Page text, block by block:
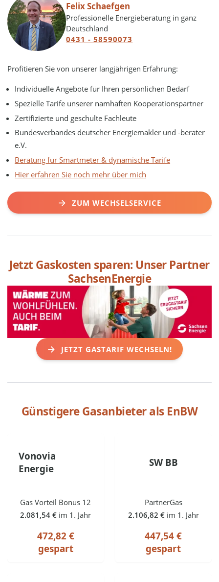
Felix Schaefgen
Professionelle Energieberatung in ganz
Deutschland
0431 - 58590073
Profitieren Sie von unserer langjährigen Erfahrung:
Individuelle Angebote für Ihren persönlichen Bedarf
Spezielle Tarife unserer namhaften Kooperationspartner
Zertifizierte und geschulte Fachleute
Bundesverbandes deutscher Energiemakler und -berater
e.V.
Beratung für Smartmeter & dynamische Tarife
Hier erfahren Sie noch mehr über mich
ZUM WECHSELSERVICE
Jetzt Gaskosten sparen: Unser Partner
SachsenEnergie
JETZT GASTARIF WECHSELN!
Günstigere Gasanbieter als EnBW
Vonovia
Energie
Gas Vorteil Bonus 12
2.081,54 € im 1. Jahr
472,82 €
gespart
SW BB
PartnerGas
2.106,82 € im 1. Jahr
447,54 €
gespart